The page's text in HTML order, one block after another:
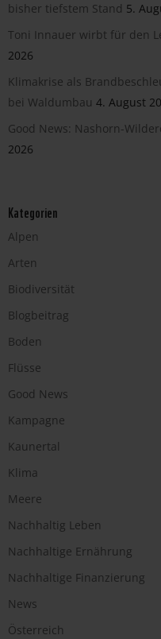
bisher tiefstem Stand 5.
Toni Innauer wirbt für den
2026
Klimakrise als
bei Waldumbau 4. August
Good News: Nashorn-
2026
Kategorien
Alpen
Arten
Biodiversität
Blogbeitrag
Boden
Flüsse
Good News
Kampagne
Kaunertal
Klima
Meere
Nachhaltig Leben
Nachhaltige Ernährung
Nachhaltige Finanzierung
News
Österreich